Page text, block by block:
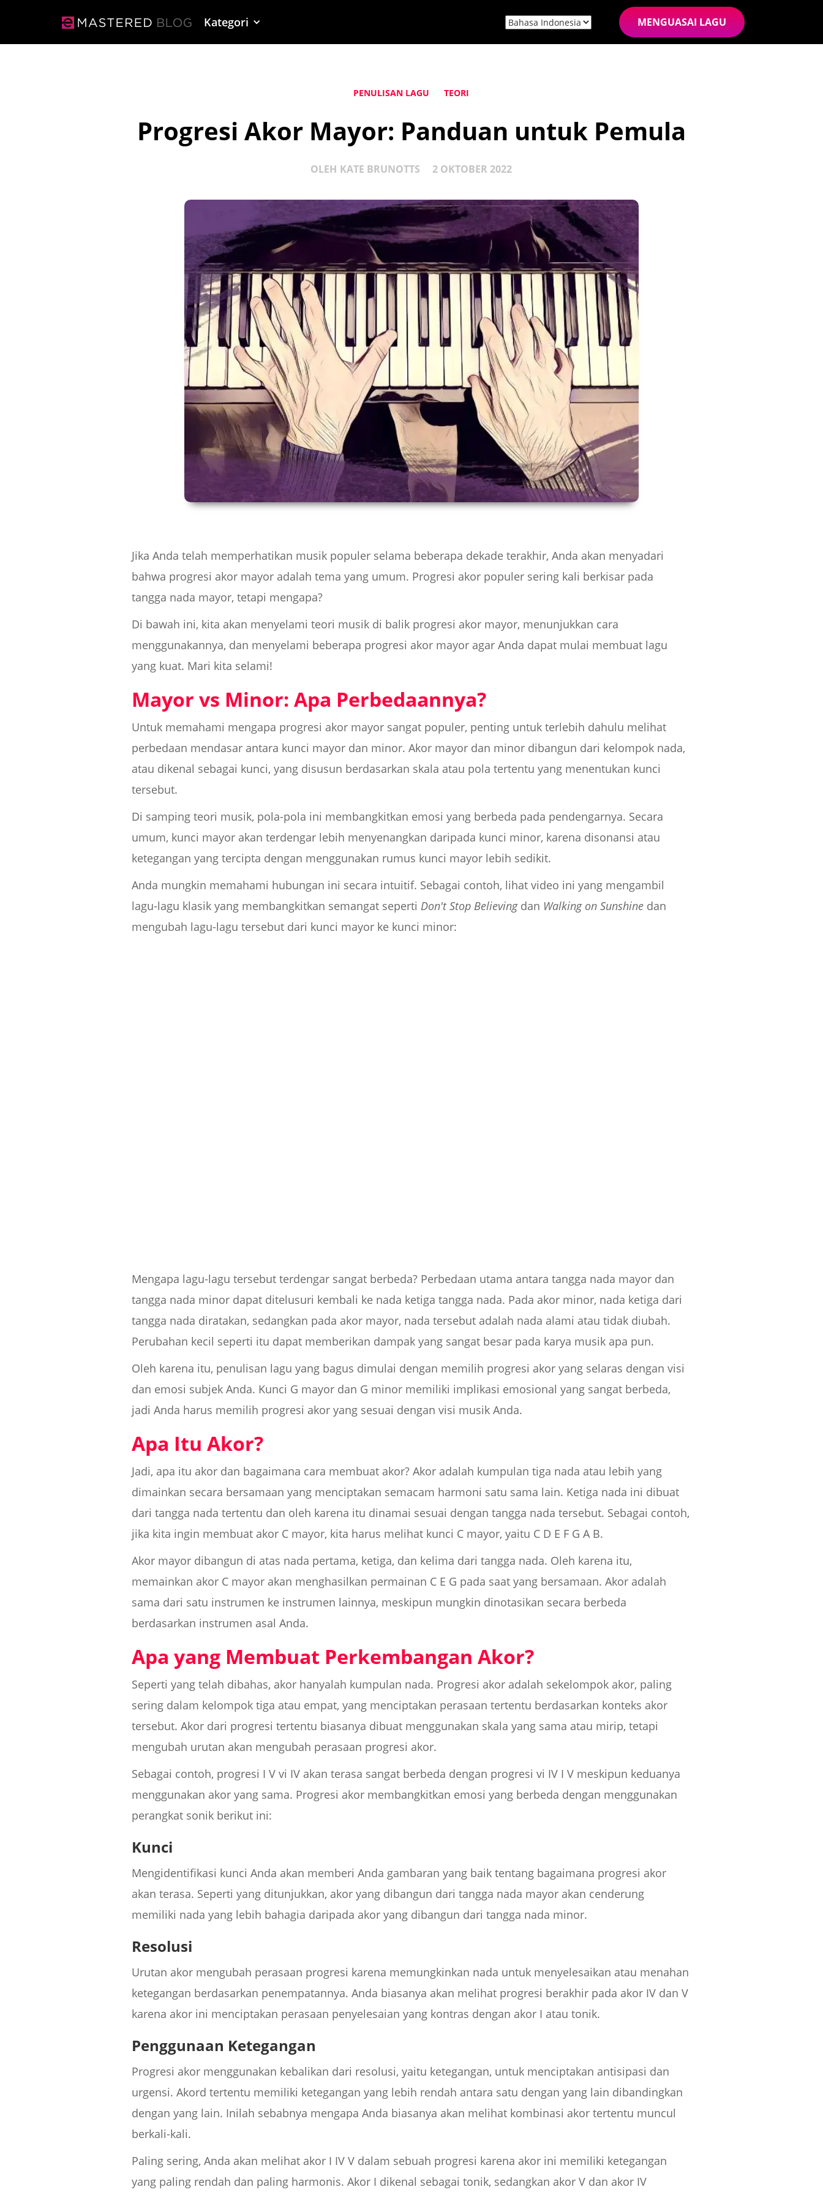
Kategori MENGUASAI LAGU
PENULISAN LAGU TEORI
Progresi Akor Mayor: Panduan untuk Pemula
OLEH KATE BRUNOTTS 2 OKTOBER 2022
Jika Anda telah memperhatikan musik populer selama beberapa dekade terakhir, Anda akan menyadari
bahwa progresi akor mayor adalah tema yang umum. Progresi akor populer sering kali berkisar pada
tangga nada mayor, tetapi mengapa?
Di bawah ini, kita akan menyelami teori musik di balik progresi akor mayor, menunjukkan cara
menggunakannya, dan menyelami beberapa progresi akor mayor agar Anda dapat mulai membuat lagu
yang kuat. Mari kita selami!
Mayor vs Minor: Apa Perbedaannya?
Untuk memahami mengapa progresi akor mayor sangat populer, penting untuk terlebih dahulu melihat
perbedaan mendasar antara kunci mayor dan minor. Akor mayor dan minor dibangun dari kelompok nada,
atau dikenal sebagai kunci, yang disusun berdasarkan skala atau pola tertentu yang menentukan kunci
tersebut.
Di samping teori musik, pola-pola ini membangkitkan emosi yang berbeda pada pendengarnya. Secara
umum, kunci mayor akan terdengar lebih menyenangkan daripada kunci minor, karena disonansi atau
ketegangan yang tercipta dengan menggunakan rumus kunci mayor lebih sedikit.
Anda mungkin memahami hubungan ini secara intuitif. Sebagai contoh, lihat video ini yang mengambil
lagu-lagu klasik yang membangkitkan semangat seperti Don't Stop Believingdan Walking on Sunshine dan
mengubah lagu-lagu tersebut dari kunci mayor ke kunci minor:
Mengapa lagu-lagu tersebut terdengar sangat berbeda? Perbedaan utama antara tangga nada mayor dan
tangga nada minor dapat ditelusuri kembali ke nada ketiga tangga nada. Pada akor minor, nada ketiga dari
tangga nada diratakan, sedangkan pada akor mayor, nada tersebut adalah nada alami atau tidak diubah.
Perubahan kecil seperti itu dapat memberikan dampak yang sangat besar pada karya musik apa pun.
Oleh karena itu, penulisan lagu yang bagus dimulai dengan memilih progresi akor yang selaras dengan visi
dan emosi subjek Anda. Kunci G mayor dan G minor memiliki implikasi emosional yang sangat berbeda,
jadi Anda harus memilih progresi akor yang sesuai dengan visi musik Anda.
Apa Itu Akor?
Jadi, apa itu akor dan bagaimana cara membuat akor? Akor adalah kumpulan tiga nada atau lebih yang
dimainkan secara bersamaan yang menciptakan semacam harmoni satu sama lain. Ketiga nada ini dibuat
dari tangga nada tertentu dan oleh karena itu dinamai sesuai dengan tangga nada tersebut. Sebagai contoh,
jika kita ingin membuat akor C mayor, kita harus melihat kunci C mayor, yaitu C D E F G A B.
Akor mayor dibangun di atas nada pertama, ketiga, dan kelima dari tangga nada. Oleh karena itu,
memainkan akor C mayor akan menghasilkan permainan C E G pada saat yang bersamaan. Akor adalah
sama dari satu instrumen ke instrumen lainnya, meskipun mungkin dinotasikan secara berbeda
berdasarkan instrumen asal Anda.
Apa yang Membuat Perkembangan Akor?
Seperti yang telah dibahas, akor hanyalah kumpulan nada. Progresi akor adalah sekelompok akor, paling
sering dalam kelompok tiga atau empat, yang menciptakan perasaan tertentu berdasarkan konteks akor
tersebut. Akor dari progresi tertentu biasanya dibuat menggunakan skala yang sama atau mirip, tetapi
mengubah urutan akan mengubah perasaan progresi akor.
Sebagai contoh, progresi I V vi IV akan terasa sangat berbeda dengan progresi vi IV I V meskipun keduanya
menggunakan akor yang sama. Progresi akor membangkitkan emosi yang berbeda dengan menggunakan
perangkat sonik berikut ini:
Kunci
Mengidentifikasi kunci Anda akan memberi Anda gambaran yang baik tentang bagaimana progresi akor
akan terasa. Seperti yang ditunjukkan, akor yang dibangun dari tangga nada mayor akan cenderung
memiliki nada yang lebih bahagia daripada akor yang dibangun dari tangga nada minor.
Resolusi
Urutan akor mengubah perasaan progresi karena memungkinkan nada untuk menyelesaikan atau menahan
ketegangan berdasarkan penempatannya. Anda biasanya akan melihat progresi berakhir pada akor IV dan V
karena akor ini menciptakan perasaan penyelesaian yang kontras dengan akor I atau tonik.
Penggunaan Ketegangan
Progresi akor menggunakan kebalikan dari resolusi, yaitu ketegangan, untuk menciptakan antisipasi dan
urgensi. Akord tertentu memiliki ketegangan yang lebih rendah antara satu dengan yang lain dibandingkan
dengan yang lain. Inilah sebabnya mengapa Anda biasanya akan melihat kombinasi akor tertentu muncul
berkali-kali.
Paling sering, Anda akan melihat akor I IV V dalam sebuah progresi karena akor ini memiliki ketegangan
yang paling rendah dan paling harmonis. Akor I dikenal sebagai tonik, sedangkan akor V dan akor IV